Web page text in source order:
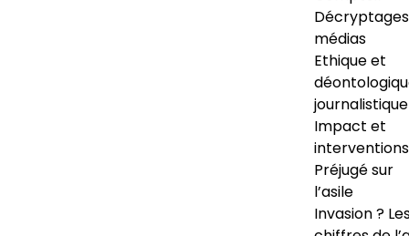
Décryptages
médias
Ethique et
journalistique
Impact et
interventions
Préjugé sur
l’asile
Invasion ?